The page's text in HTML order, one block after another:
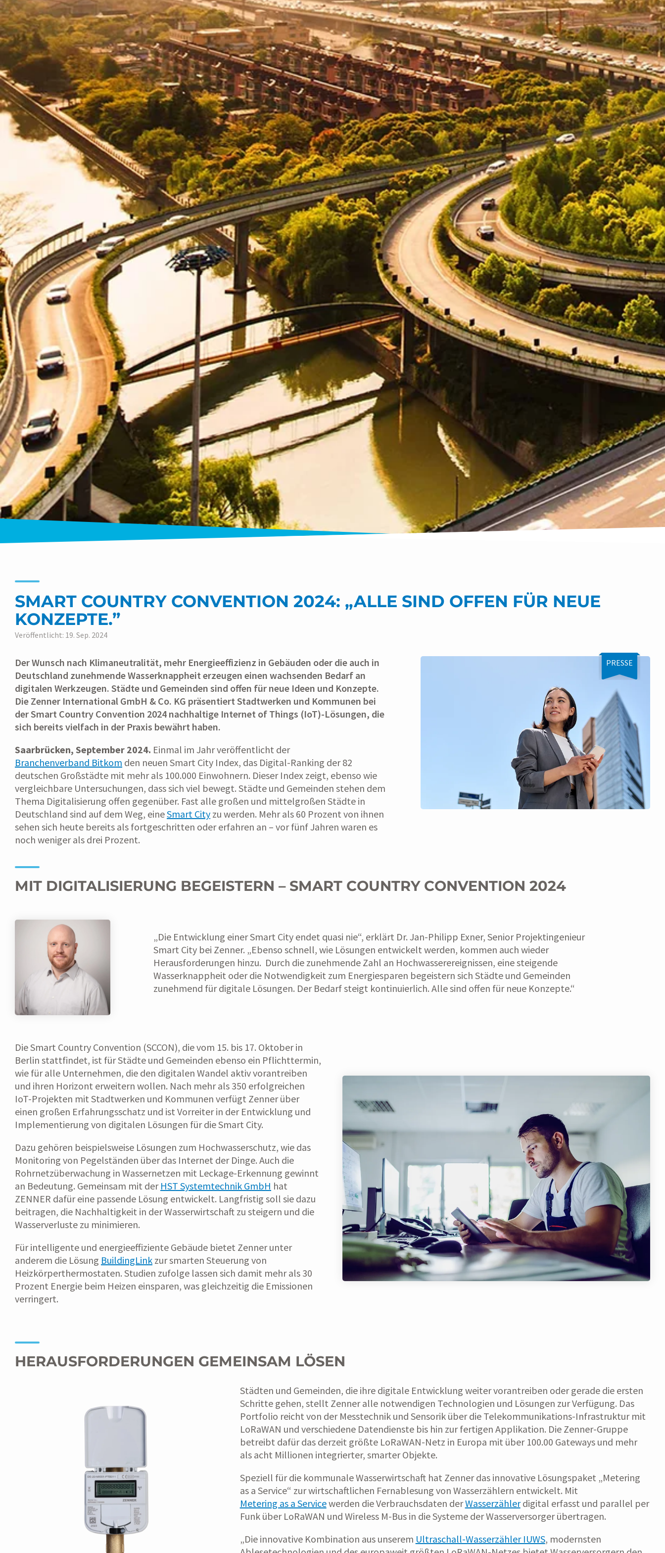
SMART COUNTRY CONVENTION 2024: „ALLE SIND OFFEN FÜR NEUE
KONZEPTE.”
Veröffentlicht: 19. Sep. 2024
PRESSE
Der Wunsch nach Klimaneutralität, mehr Energieeffizienz in Gebäuden oder die auch in
Deutschland zunehmende Wasserknappheit erzeugen einen wachsenden Bedarf an
digitalen Werkzeugen. Städte und Gemeinden sind offen für neue Ideen und Konzepte.
Die Zenner International GmbH & Co. KG präsentiert Stadtwerken und Kommunen bei
der Smart Country Convention 2024 nachhaltige Internet of Things (IoT)-Lösungen, die
sich bereits vielfach in der Praxis bewährt haben.
Saarbrücken, September 2024. Einmal im Jahr veröffentlicht der
Branchenverband Bitkom den neuen Smart City Index, das Digital-Ranking der 82
deutschen Großstädte mit mehr als 100.000 Einwohnern. Dieser Index zeigt, ebenso wie
vergleichbare Untersuchungen, dass sich viel bewegt. Städte und Gemeinden stehen dem
Thema Digitalisierung offen gegenüber. Fast alle großen und mittelgroßen Städte in
Deutschland sind auf dem Weg, eineSmart City zu werden. Mehr als 60 Prozent von ihnen
sehen sich heute bereits als fortgeschritten oder erfahren an – vor fünf Jahren waren es
noch weniger als drei Prozent.
MIT DIGITALISIERUNG BEGEISTERN – SMART COUNTRY CONVENTION 2024
„Die Entwicklung einer Smart City endet quasi nie“, erklärt Dr. Jan-Philipp Exner, Senior Projektingenieur
Smart City bei Zenner. „Ebenso schnell, wie Lösungen entwickelt werden, kommen auch wieder
Herausforderungen hinzu. Durch die zunehmende Zahl an Hochwasserereignissen, eine steigende
Wasserknappheit oder die Notwendigkeit zum Energiesparen begeistern sich Städte und Gemeinden
zunehmend für digitale Lösungen. Der Bedarf steigt kontinuierlich. Alle sind offen für neue Konzepte.“
Die Smart Country Convention (SCCON), die vom 15. bis 17. Oktober in
Berlin stattfindet, ist für Städte und Gemeinden ebenso ein Pflichttermin,
wie für alle Unternehmen, die den digitalen Wandel aktiv vorantreiben
und ihren Horizont erweitern wollen. Nach mehr als 350 erfolgreichen
IoT-Projekten mit Stadtwerken und Kommunen verfügt Zenner über
einen großen Erfahrungsschatz und ist Vorreiter in der Entwicklung und
Implementierung von digitalen Lösungen für die Smart City.
Dazu gehören beispielsweise Lösungen zum Hochwasserschutz, wie das
Monitoring von Pegelständen über das Internet der Dinge. Auch die
Rohrnetzüberwachung in Wassernetzen mit Leckage-Erkennung gewinnt
an Bedeutung. Gemeinsam mit der HST Systemtechnik GmbH hat
ZENNER dafür eine passende Lösung entwickelt. Langfristig soll sie dazu
beitragen, die Nachhaltigkeit in der Wasserwirtschaft zu steigern und die
Wasserverluste zu minimieren.
Für intelligente und energieeffiziente Gebäude bietet Zenner unter
anderem die Lösung BuildingLink zur smarten Steuerung von
Heizkörperthermostaten. Studien zufolge lassen sich damit mehr als 30
Prozent Energie beim Heizen einsparen, was gleichzeitig die Emissionen
verringert.
HERAUSFORDERUNGEN GEMEINSAM LÖSEN
Städten und Gemeinden, die ihre digitale Entwicklung weiter vorantreiben oder gerade die ersten
Schritte gehen, stellt Zenner alle notwendigen Technologien und Lösungen zur Verfügung. Das
Portfolio reicht von der Messtechnik und Sensorik über die Telekommunikations-Infrastruktur mit
LoRaWAN und verschiedene Datendienste bis hin zur fertigen Applikation. Die Zenner-Gruppe
betreibt dafür das derzeit größte LoRaWAN-Netz in Europa mit über 100.00 Gateways und mehr
als acht Millionen integrierter, smarter Objekte.
Speziell für die kommunale Wasserwirtschaft hat Zenner das innovative Lösungspaket „Metering
as a Service“ zur wirtschaftlichen Fernablesung von Wasserzählern entwickelt. Mit
Metering as a Servicewerden die Verbrauchsdaten derWasserzählerdigital erfasst und parallel per
Funk über LoRaWAN und Wireless M-Bus in die Systeme der Wasserversorger übertragen.
„Die innovative Kombination aus unserem Ultraschall-Wasserzähler IUWS, modernsten